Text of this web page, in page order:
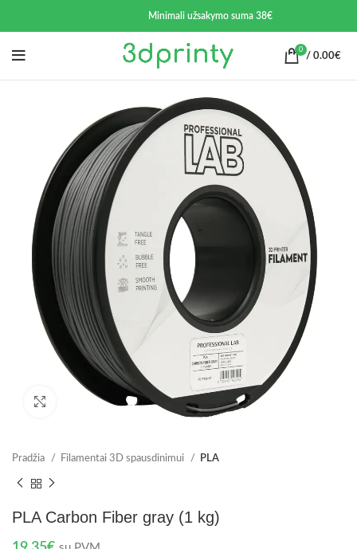
Minimali užsakymo suma 38€
0
/ 0.00€
Spustelėkite norėdami padidinti
Pradžia Filamentai 3D spausdinimui PLA
PLA Carbon Fiber gray (1 kg)